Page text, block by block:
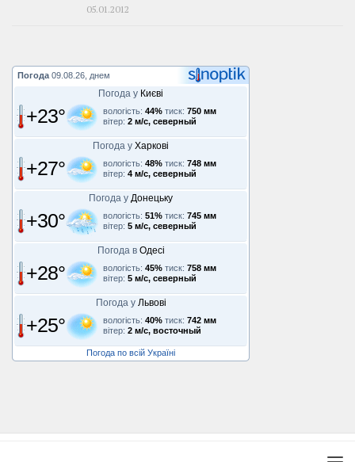
05.01.2012
Погода 09.08.26, днем
Погода у Києві
+23° вологість: 44% тиск: 750 мм
вітер: 2 м/с, северный
Погода у Харкові
+27° вологість: 48% тиск: 748 мм
вітер: 4 м/с, северный
Погода у Донецьку
+30° вологість: 51% тиск: 745 мм
вітер: 5 м/с, северный
Погода в Одесі
+28° вологість: 45% тиск: 758 мм
вітер: 5 м/с, северный
Погода у Львові
+25° вологість: 40% тиск: 742 мм
вітер: 2 м/с, восточный
Погода по всій Україні